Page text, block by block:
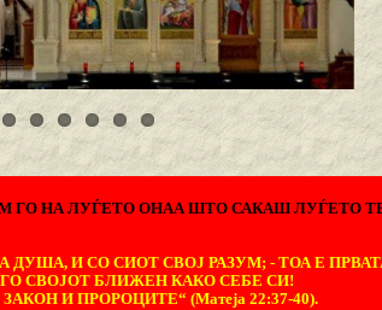
ГО НА ЛУЃЕТО ОНАА ШТО САКАШ ЛУЃЕТО
И СО СИОТ СВОЈ РАЗУМ; - ТОА Е
СВОЈОТ БЛИЖЕН КАКО СЕБЕ СИ!
И ПРОРОЦИТЕ“ (Матеја 22:37-40).